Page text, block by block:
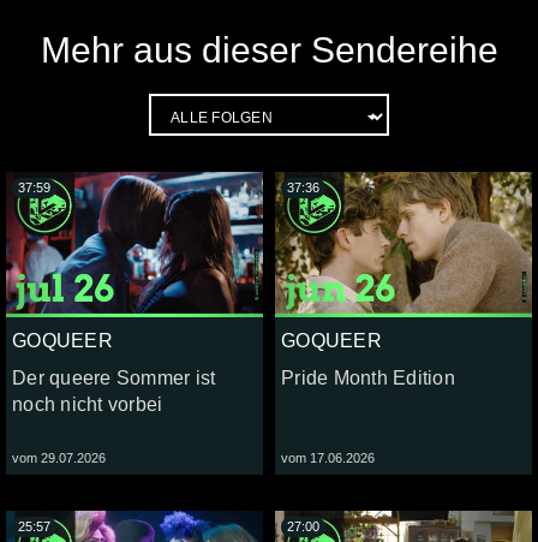
Mehr aus dieser Sendereihe
GOQUEER
Der queere Sommer ist
noch nicht vorbei
vom 29.07.2026
37:59
GOQUEER
Pride Month Edition
vom 17.06.2026
37:36
25:57 27:00